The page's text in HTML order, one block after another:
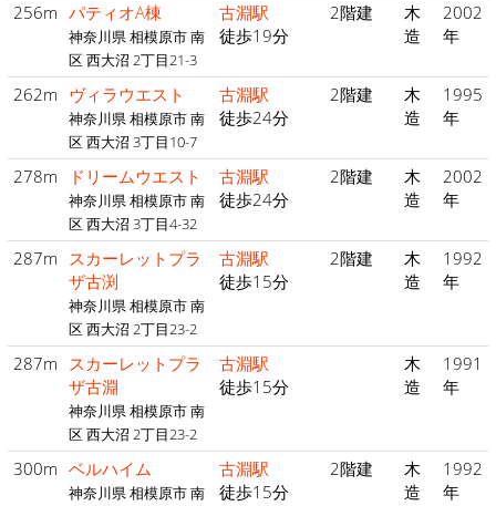
256m パティオA棟
神奈川県 相模原市 南
区 西大沼 2丁目21-3
古淵駅
徒歩19分
2階建
木
造
2002
年
262m ヴィラウエスト
神奈川県 相模原市 南
区 西大沼 3丁目10-7
古淵駅
徒歩24分
2階建
木
造
1995
年
278m ドリームウエスト
神奈川県 相模原市 南
区 西大沼 3丁目4-32
古淵駅
徒歩24分
2階建
木
造
2002
年
287m スカーレットプラ
ザ古渕
神奈川県 相模原市 南
区 西大沼 2丁目23-2
古淵駅
徒歩15分
2階建
木
造
1992
年
287m スカーレットプラ
ザ古淵
神奈川県 相模原市 南
区 西大沼 2丁目23-2
古淵駅
徒歩15分
木
造
1991
年
300m ベルハイム
神奈川県 相模原市 南
古淵駅
徒歩15分
2階建
木
造
1992
年